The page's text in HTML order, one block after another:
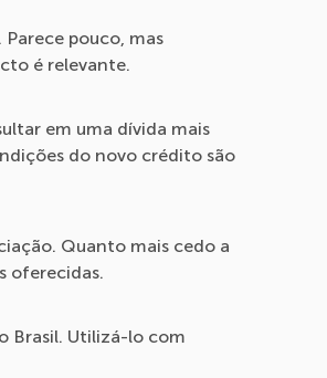
pouco, mas
é relevante.
em uma dívida mais
do novo crédito são
Quanto mais cedo a
oferecidas.
Brasil. Utilizá-lo com